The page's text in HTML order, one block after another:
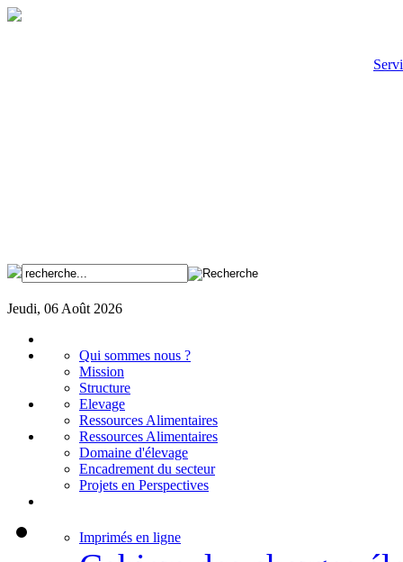
Jeudi, 06 Août 2026
Qui sommes nous ?
Mission
Structure
Elevage
Ressources Alimentaires
Ressources Alimentaires
Domaine d'élevage
Encadrement du secteur
Projets en Perspectives
Imprimés en ligne